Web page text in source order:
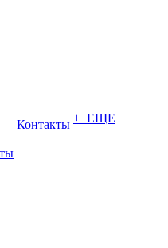
Контакты + ЕЩЕ